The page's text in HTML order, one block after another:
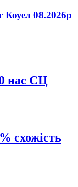
Коуел 08.2026р
нас СЦ
схожість